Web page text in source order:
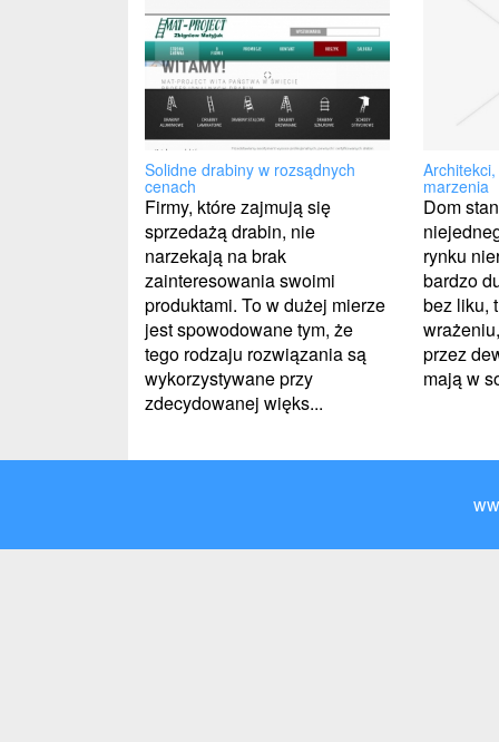
Solidne drabiny w rozsądnych
cenach
Firmy, które zajmują się
sprzedażą drabin, nie
narzekają na brak
zainteresowania swoimi
produktami. To w dużej mierze
jest spowodowane tym, że
tego rodzaju rozwiązania są
wykorzystywane przy
zdecydowanej więks...
marzenia
Dom
rynku
bardzo
bez liku,
przez
mają w